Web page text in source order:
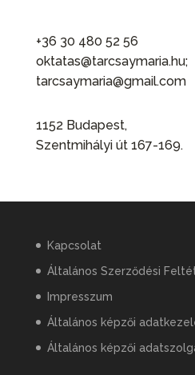
+36 30 480 52 56
oktatas@tarcsaymaria.hu;
tarcsaymaria@gmail.com
1152 Budapest,
Szentmihályi út 167-169.
Kapcsolat
Általános Szerződési
Impresszum
Általános képzői
Általános képzői